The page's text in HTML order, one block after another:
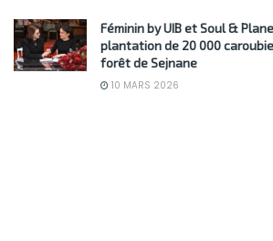
Féminin by UIB et Soul &
plantation de 20 000
forêt de Sejnane
10 MARS 2026